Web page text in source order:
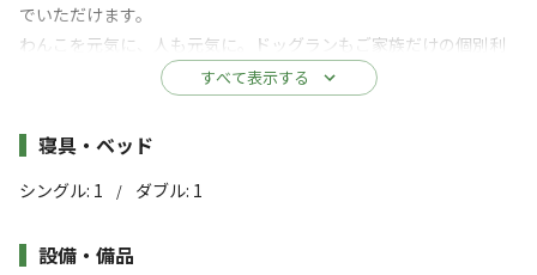
でいただけます。
わんこを元気に、人も元気に。ドッグランもご家族だけの個別利
用となっています。
（全５区画は各区画４００平米以上）
年末年始、GW、お盆、年末年始などは連泊からご予約となりま
す。
ーーーーーーーーーーーーーーーーーー
食材以外は手ぶらでアウトドア満喫。
すべて表示する
施設詳細
寝具・ベッド
シングル: 1 / ダブル: 1
設備・備品
５千坪の森に全５棟のトレーラーハウス、コテ
ージだけが点在する自然豊かな空間。全棟が専
用ドッグガーデンに直結。 360度 森に囲まれた
め。 各棟が独立、完全プライベートな空間でリ
ラックスしてください。
２つのステージ